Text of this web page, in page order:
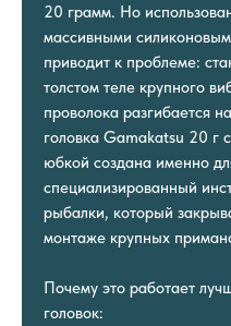
20 грамм. Но
массивными
приводит к проблеме:
толстом теле крупного
проволока разгибается
головка Gamakatsu 20 г
юбкой создана именно
специализированный
рыбалки, который
монтаже крупных
Почему это работает
головок: